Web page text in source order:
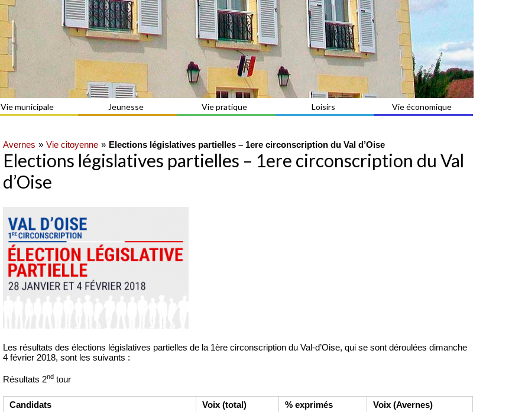
Vie municipale Jeunesse Vie pratique Loisirs Vie économique
Avernes Vie citoyenne Elections législatives partielles – 1ere circonscription du Val d’Oise
Elections législatives partielles – 1ere circonscription du Val
d’Oise
Les résultats des élections législatives partielles de la 1ère circonscription du Val-d’Oise, qui se sont déroulées dimanche
4 février 2018, sont les suivants :
Résultats 2nd tour
Candidats Voix (total) % exprimés
Voix (Avernes)